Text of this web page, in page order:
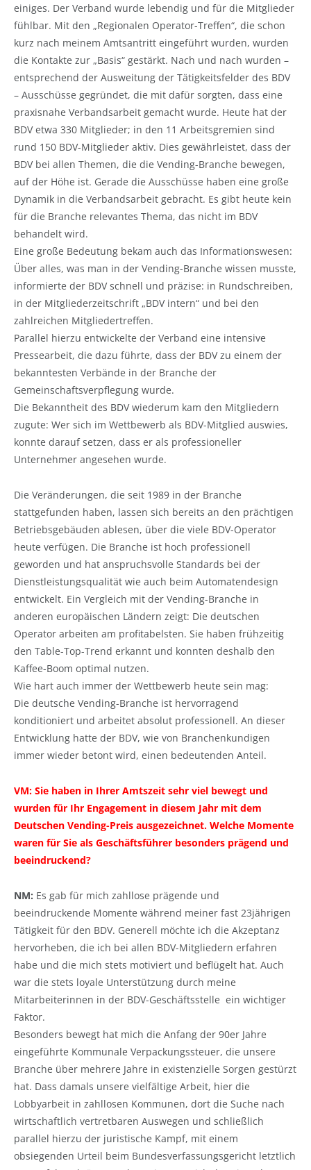
einiges. Der Verband wurde lebendig und für die Mitglieder
fühlbar. Mit den „Regionalen Operator-Treffen“, die schon
kurz nach meinem Amtsantritt eingeführt wurden, wurden
die Kontakte zur „Basis“ gestärkt. Nach und nach wurden –
entsprechend der Ausweitung der Tätigkeitsfelder des BDV
– Ausschüsse gegründet, die mit dafür sorgten, dass eine
praxisnahe Verbandsarbeit gemacht wurde. Heute hat der
BDV etwa 330 Mitglieder; in den 11 Arbeitsgremien sind
rund 150 BDV-Mitglieder aktiv. Dies gewährleistet, dass der
BDV bei allen Themen, die die Vending-Branche bewegen,
auf der Höhe ist. Gerade die Ausschüsse haben eine große
Dynamik in die Verbandsarbeit gebracht. Es gibt heute kein
für die Branche relevantes Thema, das nicht im BDV
behandelt wird.
Eine große Bedeutung bekam auch das Informationswesen:
Über alles, was man in der Vending-Branche wissen musste,
informierte der BDV schnell und präzise: in Rundschreiben,
in der Mitgliederzeitschrift „BDV intern“ und bei den
zahlreichen Mitgliedertreffen.
Parallel hierzu entwickelte der Verband eine intensive
Pressearbeit, die dazu führte, dass der BDV zu einem der
bekanntesten Verbände in der Branche der
Gemeinschaftsverpflegung wurde.
Die Bekanntheit des BDV wiederum kam den Mitgliedern
zugute: Wer sich im Wettbewerb als BDV-Mitglied auswies,
konnte darauf setzen, dass er als professioneller
Unternehmer angesehen wurde.
Die Veränderungen, die seit 1989 in der Branche
stattgefunden haben, lassen sich bereits an den prächtigen
Betriebsgebäuden ablesen, über die viele BDV-Operator
heute verfügen. Die Branche ist hoch professionell
geworden und hat anspruchsvolle Standards bei der
Dienstleistungsqualität wie auch beim Automatendesign
entwickelt. Ein Vergleich mit der Vending-Branche in
anderen europäischen Ländern zeigt: Die deutschen
Operator arbeiten am profitabelsten. Sie haben frühzeitig
den Table-Top-Trend erkannt und konnten deshalb den
Kaffee-Boom optimal nutzen.
Wie hart auch immer der Wettbewerb heute sein mag:
Die deutsche Vending-Branche ist hervorragend
konditioniert und arbeitet absolut professionell. An dieser
Entwicklung hatte der BDV, wie von Branchenkundigen
immer wieder betont wird, einen bedeutenden Anteil.
VM: Sie haben in Ihrer Amtszeit sehr viel bewegt und
wurden für Ihr Engagement in diesem Jahr mit dem
Deutschen Vending-Preis ausgezeichnet. Welche Momente
waren für Sie als Geschäftsführer besonders prägend und
beeindruckend?
NM: Es gab für mich zahllose prägende und
beeindruckende Momente während meiner fast 23jährigen
Tätigkeit für den BDV. Generell möchte ich die Akzeptanz
hervorheben, die ich bei allen BDV-Mitgliedern erfahren
habe und die mich stets motiviert und beflügelt hat. Auch
war die stets loyale Unterstützung durch meine
Mitarbeiterinnen in der BDV-Geschäftsstelle ein wichtiger
Faktor.
Besonders bewegt hat mich die Anfang der 90er Jahre
eingeführte Kommunale Verpackungssteuer, die unsere
Branche über mehrere Jahre in existenzielle Sorgen gestürzt
hat. Dass damals unsere vielfältige Arbeit, hier die
Lobbyarbeit in zahllosen Kommunen, dort die Suche nach
wirtschaftlich vertretbaren Auswegen und schließlich
parallel hierzu der juristische Kampf, mit einem
obsiegenden Urteil beim Bundesverfassungsgericht letztlich